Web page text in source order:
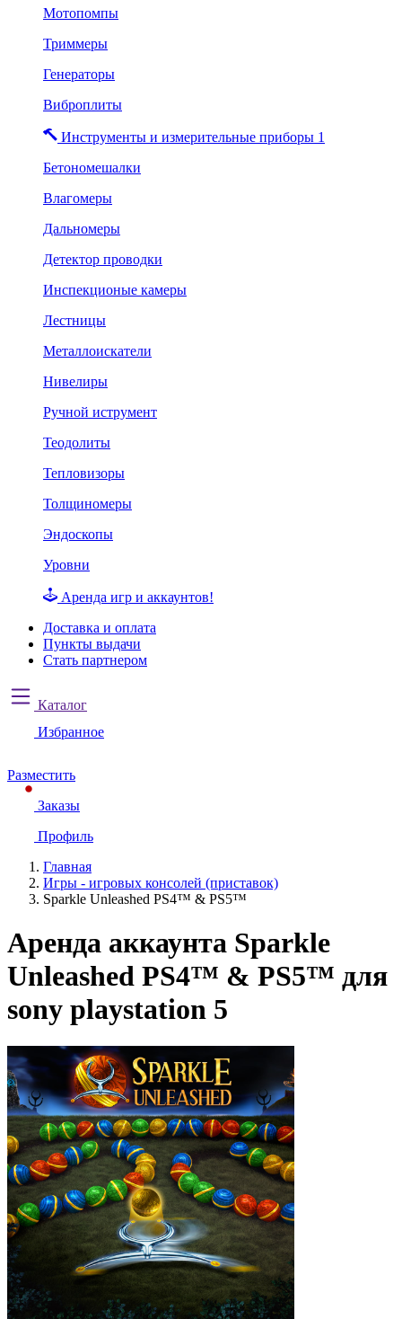
Мотопомпы
Триммеры
Генераторы
Виброплиты
Инструменты и измерительные приборы 1
Бетономешалки
Влагомеры
Дальномеры
Детектор проводки
Инспекционые камеры
Лестницы
Металлоискатели
Нивелиры
Ручной иструмент
Теодолиты
Тепловизоры
Толщиномеры
Эндоскопы
Уровни
Аренда игр и аккаунтов!
Доставка и оплата
Пункты выдачи
Стать партнером
Каталог
Избранное
Разместить
Заказы
Профиль
Главная
Игры - игровых консолей (приставок)
Sparkle Unleashed PS4™ & PS5™
Аренда аккаунта Sparkle
Unleashed PS4™ & PS5™ для
sony playstation 5